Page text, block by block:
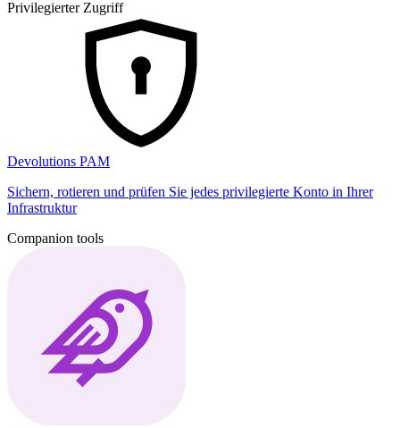
Privilegierter Zugriff
Devolutions PAM
Sichern, rotieren und prüfen Sie jedes privilegierte Konto in Ihrer
Infrastruktur
Companion tools